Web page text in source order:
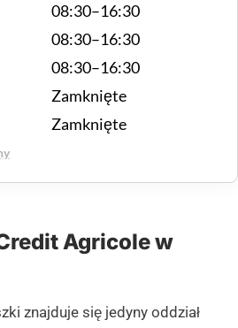
08:30–16:30
08:30–16:30
08:30–16:30
Zamknięte
Zamknięte
Agricole w
znajduje się jedyny oddział